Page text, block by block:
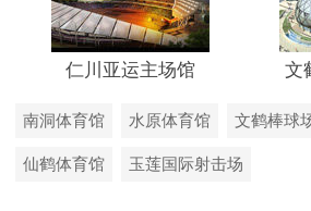
仁川亚运主场馆 文
南洞体育馆 水原体育馆 文鹤棒球
仙鹤体育馆 玉莲国际射击场